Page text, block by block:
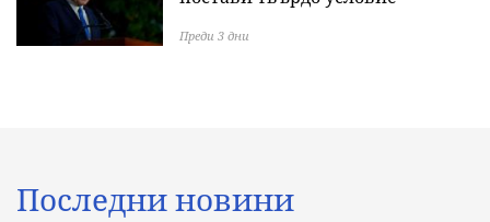
Преди 3 дни
Последни новини